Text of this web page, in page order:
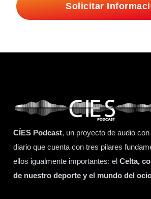
Solicitar
CÍES Podcast, un proyecto de audio
diario que cuenta con tres pilares
ellos igualmente importantes: el Celta,
de nuestro deporte y el mundo del